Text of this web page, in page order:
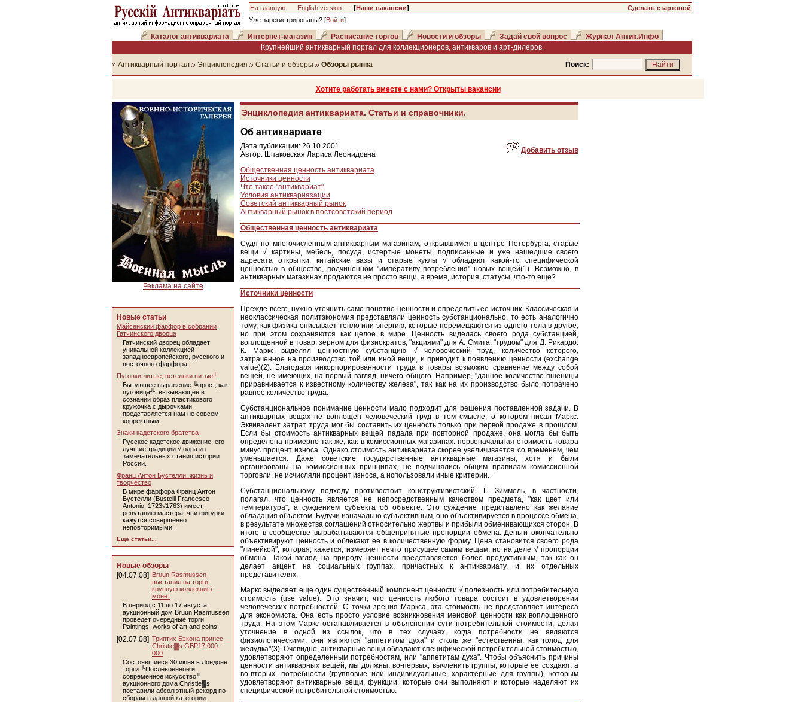
На главную English version [Наши вакансии]
Уже зарегистрированы? [Войти]
Сделать стартовой
Каталог антиквариата Интернет-магазин Расписание торгов Новости и обзоры Задай свой вопрос
Журнал Антик.Инфо
Крупнейший антикварный портал для коллекционеров, антикваров и арт-дилеров.
Антикварный портал Энциклопедия Статьи и обзоры Обзоры рынка Поиск:
Хотите работать вместе с нами? Открыты вакансии
Реклама на сайте
Новые статьи
Майсенский фарфор в собрании
Гатчинского дворца
Гатчинский дворец обладает
уникальной коллекцией
западноевропейского, русского и
восточного фарфора.
Пуговки литые, петельки витые┘
Бытующее выражение ╚прост, как
пуговица╩, вызывающее в
сознании образ пластикового
кружочка с дырочками,
представляется нам не совсем
корректным.
Знаки кадетского братства
Русское кадетское движение, его
лучшие традиции √ одна из
замечательных станиц истории
России.
Франц Антон Бустелли: жизнь и
творчество
В мире фарфора Франц Антон
Бустелли (Bustelli Francesco
Antonio, 1723√1763) имеет
репутацию мастера, чьи фигурки
кажутся совершенно
неповторимыми.
Еще статьи...
Новые обзоры
[04.07.08] Bruun Rasmussen
выставил на торги
крупную коллекцию
монет
В период с 11 по 17 августа
аукционный дом Bruun Rasmussen
проведет очередные торги
Paintings, works of art and coins.
[02.07.08] Триптих Бэкона принес
Christie▓s GBP17 000
000
Состоявшиеся 30 июня в Лондоне
торги ╚Послевоенное и
современное искусство╩
аукционного дома Christie▓s
поставили абсолютный рекорд по
сборам в данной категории.
Энциклопедия антиквариата. Статьи и справочники.
Об антиквариате
Дата публикации: 26.10.2001
Автор: Шпаковская Лариса Леонидовна
Добавить отзыв
Общественная ценность антиквариата
Источники ценности
Что такое "антиквариат"
Условия антиквариазации
Советский антикварный рынок
Антикварный рынок в постсоветский период
Общественная ценность антиквариата
Судя по многочисленным антикварным магазинам, открывшимся в центре Петербурга, старые
вещи √ картины, мебель, посуда, истертые монеты, подписанные и уже нашедшие своего
адресата открытки, китайские вазы и старые куклы √ обладают какой-то специфической
ценностью в обществе, подчиненном "императиву потребления" новых вещей(1). Возможно, в
антикварных магазинах продаются не просто вещи, а время, история, статусы, что-то еще?
Источники ценности
Прежде всего, нужно уточнить само понятие ценности и определить ее источник. Классическая и
неоклассическая политэкономия представляли ценность субстанционально, то есть аналогично
тому, как физика описывает тепло или энергию, которые перемещаются из одного тела в другое,
но при этом сохраняются как целое в мире. Ценность виделась своего рода субстанцией,
воплощенной в товар: зерном для физиократов, "акциями" для А. Смита, "трудом" для Д. Рикардо.
К. Маркс выделял ценностную субстанцию √ человеческий труд, количество которого,
затраченное на производство той или иной вещи, и приводит к появлению ценности (exchange
value)(2). Благодаря инкорпорированности труда в товары возможно сравнение между собой
вещей, не имеющих, на первый взгляд, ничего общего. Например, "данное количество пшеницы
приравнивается к известному количеству железа", так как на их производство было потрачено
равное количество труда.
Субстанциональное понимание ценности мало подходит для решения поставленной задачи. В
антикварных вещах не воплощен человеческий труд в том смысле, о котором писал Маркс.
Эквивалент затрат труда мог бы составить их ценность только при первой продаже в прошлом.
Если бы стоимость антикварных вещей падала при повторной продаже, она могла бы быть
определена примерно так же, как в комиссионных магазинах: первоначальная стоимость товара
минус процент износа. Однако стоимость антиквариата скорее увеличивается со временем, чем
уменьшается. Даже советские государственные антикварные магазины, хотя и были
организованы на комиссионных принципах, не подчинялись общим правилам комиссионной
торговли, не исчисляли процент износа, а использовали иные критерии.
Субстанциональному подходу противостоит конструктивистский. Г. Зиммель, в частности,
полагал, что ценность является не непосредственным качеством предмета, "как цвет или
температура", а суждением субъекта об объекте. Это суждение представлено как желание
обладания объектом. Будучи изначально субъективным, оно объективируется в процессе обмена,
в результате множества соглашений относительно жертвы и прибыли обменивающихся сторон. В
итоге в сообществе вырабатываются общепринятые пропорции обмена. Деньги окончательно
объективируют ценность и облекают ее в количественную форму. Цена становится своего рода
"линейкой", которая, кажется, измеряет нечто присущее самим вещам, но на деле √ пропорции
обмена. Такой взгляд на природу ценности представляется более продуктивным, так как он
делает акцент на социальных группах, причастных к антиквариату, и их отдельных
представителях.
Маркс выделяет еще один существенный компонент ценности √ полезность или потребительную
стоимость (use value). Это значит, что ценность любого товара состоит в удовлетворении
человеческих потребностей. С точки зрения Маркса, эта стоимость не представляет интереса
для экономиста. Она есть просто условие возникновения меновой ценности как воплощенного
труда. На этом Маркс останавливается в объяснении сути потребительной стоимости, делая
уточнение в одной из ссылок, что в тех случаях, когда потребности не являются
физиологическими, они являются "аппетитом духа" и столь же "естественны, как голод для
желудка"(3). Очевидно, антикварные вещи обладают специфической потребительной стоимостью,
удовлетворяют определенным потребностям, или "аппетитам духа". Чтобы объяснить причины
ценности антикварных вещей, мы должны, во-первых, вычленить группы, которые ее создают, а
во-вторых, потребности (групповые или индивидуальные, характерные для группы), которым
удовлетворяют антикварные вещи, функции, которые они выполняют и которые наделяют их
специфической потребительной стоимостью.